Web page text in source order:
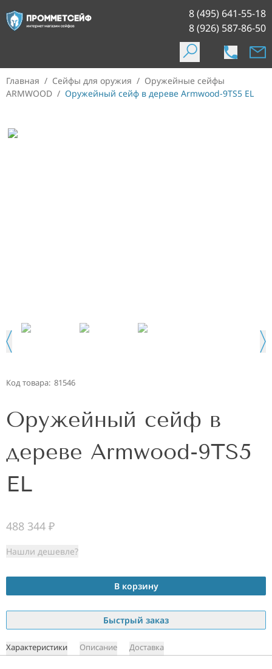
8 (495) 641-55-18
8 (926) 587-86-50
Главная / Сейфы для оружия / Оружейные сейфы
ARMWOOD / Оружейный сейф в дереве Armwood-9TS5 EL
Код товара: 81546
Оружейный сейф в
дереве Armwood-9TS5
EL
488 344 ₽
Нашли дешевле?
В корзину
Быстрый заказ
Характеристики Описание Доставка